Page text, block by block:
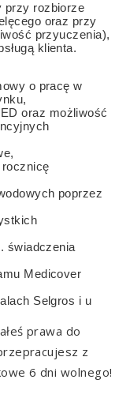
przy rozbiorze
oraz przy
przyuczenia),
klienta.
o pracę w
oraz możliwość
poprzez
świadczenia
Medicover
Selgros i u
prawa do
z
6 dni wolnego!